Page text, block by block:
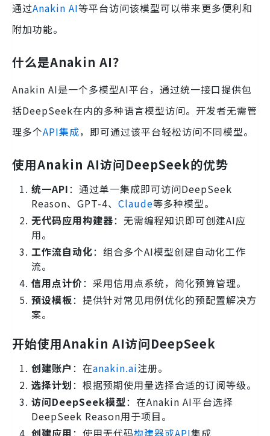
通过Anakin AI等平台访问该模型可以带来更多便利和
附加功能。
什么是Anakin AI？
Anakin AI是一个多模型AI平台，通过统一接口提供包
括DeepSeek在内的多种语言模型访问。开发者无需管
理多个API集成，即可通过该平台轻松访问不同模型。
使用Anakin AI访问DeepSeek的优势
统一API：通过单一集成即可访问DeepSeek
Reason、GPT-4、 Claude等多种模型。
无代码应用构建器：无需编程知识即可创建AI应
用。
工作流自动化：组合多个AI模型创建自动化工作
流。
信用点计价：采用信用点系统，简化预算管理。
预设模板：提供针对常见用例优化的预配置解决方
案。
开始使用Anakin AI访问DeepSeek
创建账户 ：在anakin.ai注册。
选择计划：根据预期使用量选择合适的订阅等级。
访问DeepSeek模型：在Anakin AI平台选择
DeepSeek Reason用于项目。
创建应用 ：使用无代码构建器或API集成